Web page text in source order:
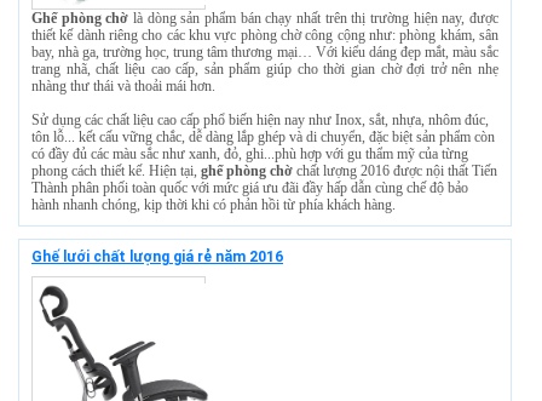
Ghế phòng chờ là dòng sản phẩm bán chạy nhất trên thị trường hiện nay, được
thiết kế dành riêng cho các khu vực phòng chờ công cộng như: phòng khám, sân
bay, nhà ga, trường học, trung tâm thương mại… Với kiểu dáng đẹp mắt, màu sắc
trang nhã, chất liệu cao cấp, sản phẩm giúp cho thời gian chờ đợi trở nên nhẹ
nhàng thư thái và thoải mái hơn.
Sử dụng các chất liệu cao cấp phổ biến hiện nay như Inox, sắt, nhựa, nhôm đúc,
tôn lỗ... kết cấu vững chắc, dễ dàng lắp ghép và di chuyển, đặc biệt sản phẩm còn
có đầy đủ các màu sắc như xanh, đỏ, ghi...phù hợp với gu thẩm mỹ của từng
phong cách thiết kế. Hiện tại, ghế phòng chờ chất lượng 2016 được nội thất Tiến
Thành phân phối toàn quốc với mức giá ưu đãi đầy hấp dẫn cùng chế độ bảo
hành nhanh chóng, kịp thời khi có phản hồi từ phía khách hàng.
Ghế lưới chất lượng giá rẻ năm 2016